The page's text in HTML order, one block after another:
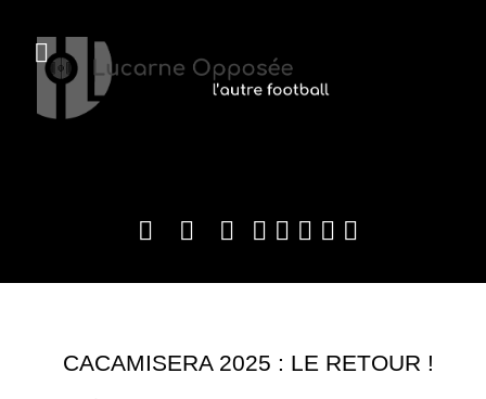
CACAMISERA 2025 : LE RETOUR !